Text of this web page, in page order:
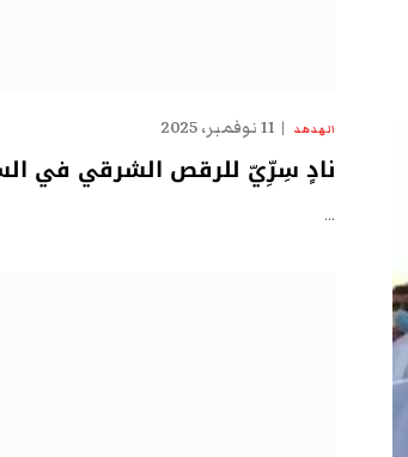
الهدهد 11 نوفمبر، 2025
نادٍ سِرِّيّ للرقص الشرقي في
…